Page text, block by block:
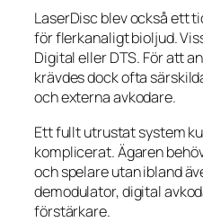
LaserDisc blev också ett
för flerkanaligt bioljud.
Digital eller DTS. För att
krävdes dock ofta
och externa avkodare.
Ett fullt utrustat system
komplicerat. Ägaren
och spelare utan ibland
demodulator, digital
förstärkare.